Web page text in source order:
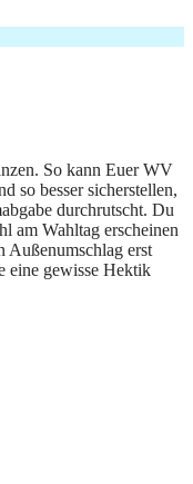
So kann Euer WV
so besser sicherstellen,
durchrutscht. Du
am Wahltag erscheinen
erst
eine gewisse Hektik